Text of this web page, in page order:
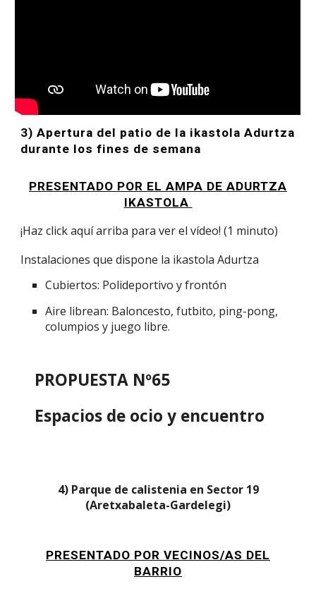
3) Apertura del patio de la ikastola Adurtza
durante los fines de semana
PRESENTADO POR EL AMPA DE ADURTZA
IKASTOLA
¡Haz click aquí arriba para ver el vídeo! (1 minuto)
Instalaciones que dispone la ikastola Adurtza
Cubiertos: Polideportivo y frontón
Aire librean: Baloncesto, futbito, ping-pong,
columpios y juego libre.
PROPUESTA Nº65
Espacios de ocio y encuentro
4) Parque de calistenia en Sector 19
(Aretxabaleta-Gardelegi)
PRESENTADO POR VECINOS/AS DEL
BARRIO